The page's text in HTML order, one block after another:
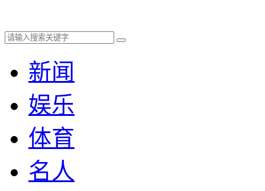
新闻
娱乐
体育
名人